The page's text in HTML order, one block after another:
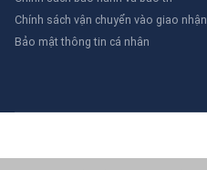
Chính sách vận chuyển vào giao nhận
Bảo mật thông tin cá nhân